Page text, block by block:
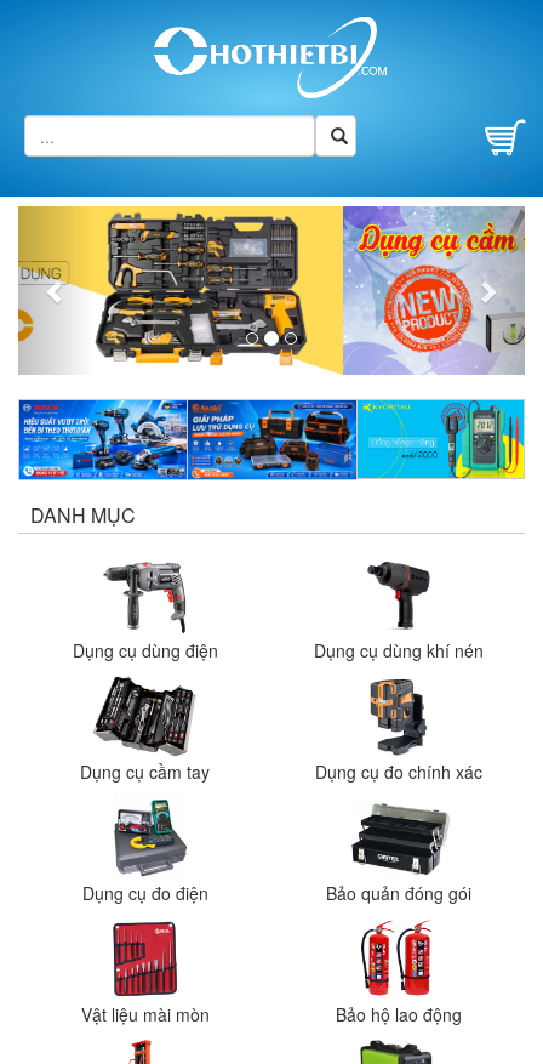
[ 0 ]
Previous Next
DANH MỤC
Dụng cụ dùng điện Dụng cụ dùng khí nén
Dụng cụ cầm tay Dụng cụ đo chính xác
Dụng cụ đo điện Bảo quản đóng gói
Vật liệu mài mòn Bảo hộ lao động